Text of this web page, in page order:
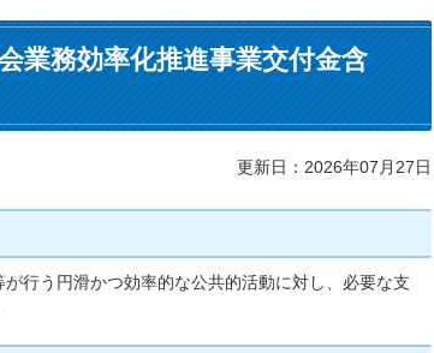
業務効率化推進事業交付金含
更新日：2026年07月27日
行う円滑かつ効率的な公共的活動に対し、必要な支